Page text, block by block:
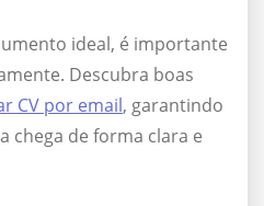
ideal, é importante
Descubra boas
CV por email, garantindo
chega de forma clara e